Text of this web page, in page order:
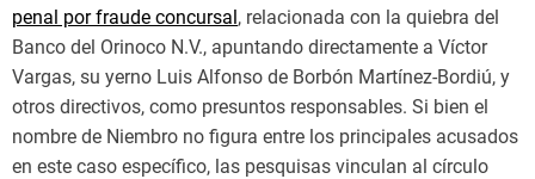
penal por fraude concursal, relacionada con la quiebra del
Banco del Orinoco N.V., apuntando directamente a Víctor
Vargas, su yerno Luis Alfonso de Borbón Martínez-Bordiú, y
otros directivos, como presuntos responsables. Si bien el
nombre de Niembro no figura entre los principales acusados
en este caso específico, las pesquisas vinculan al círculo